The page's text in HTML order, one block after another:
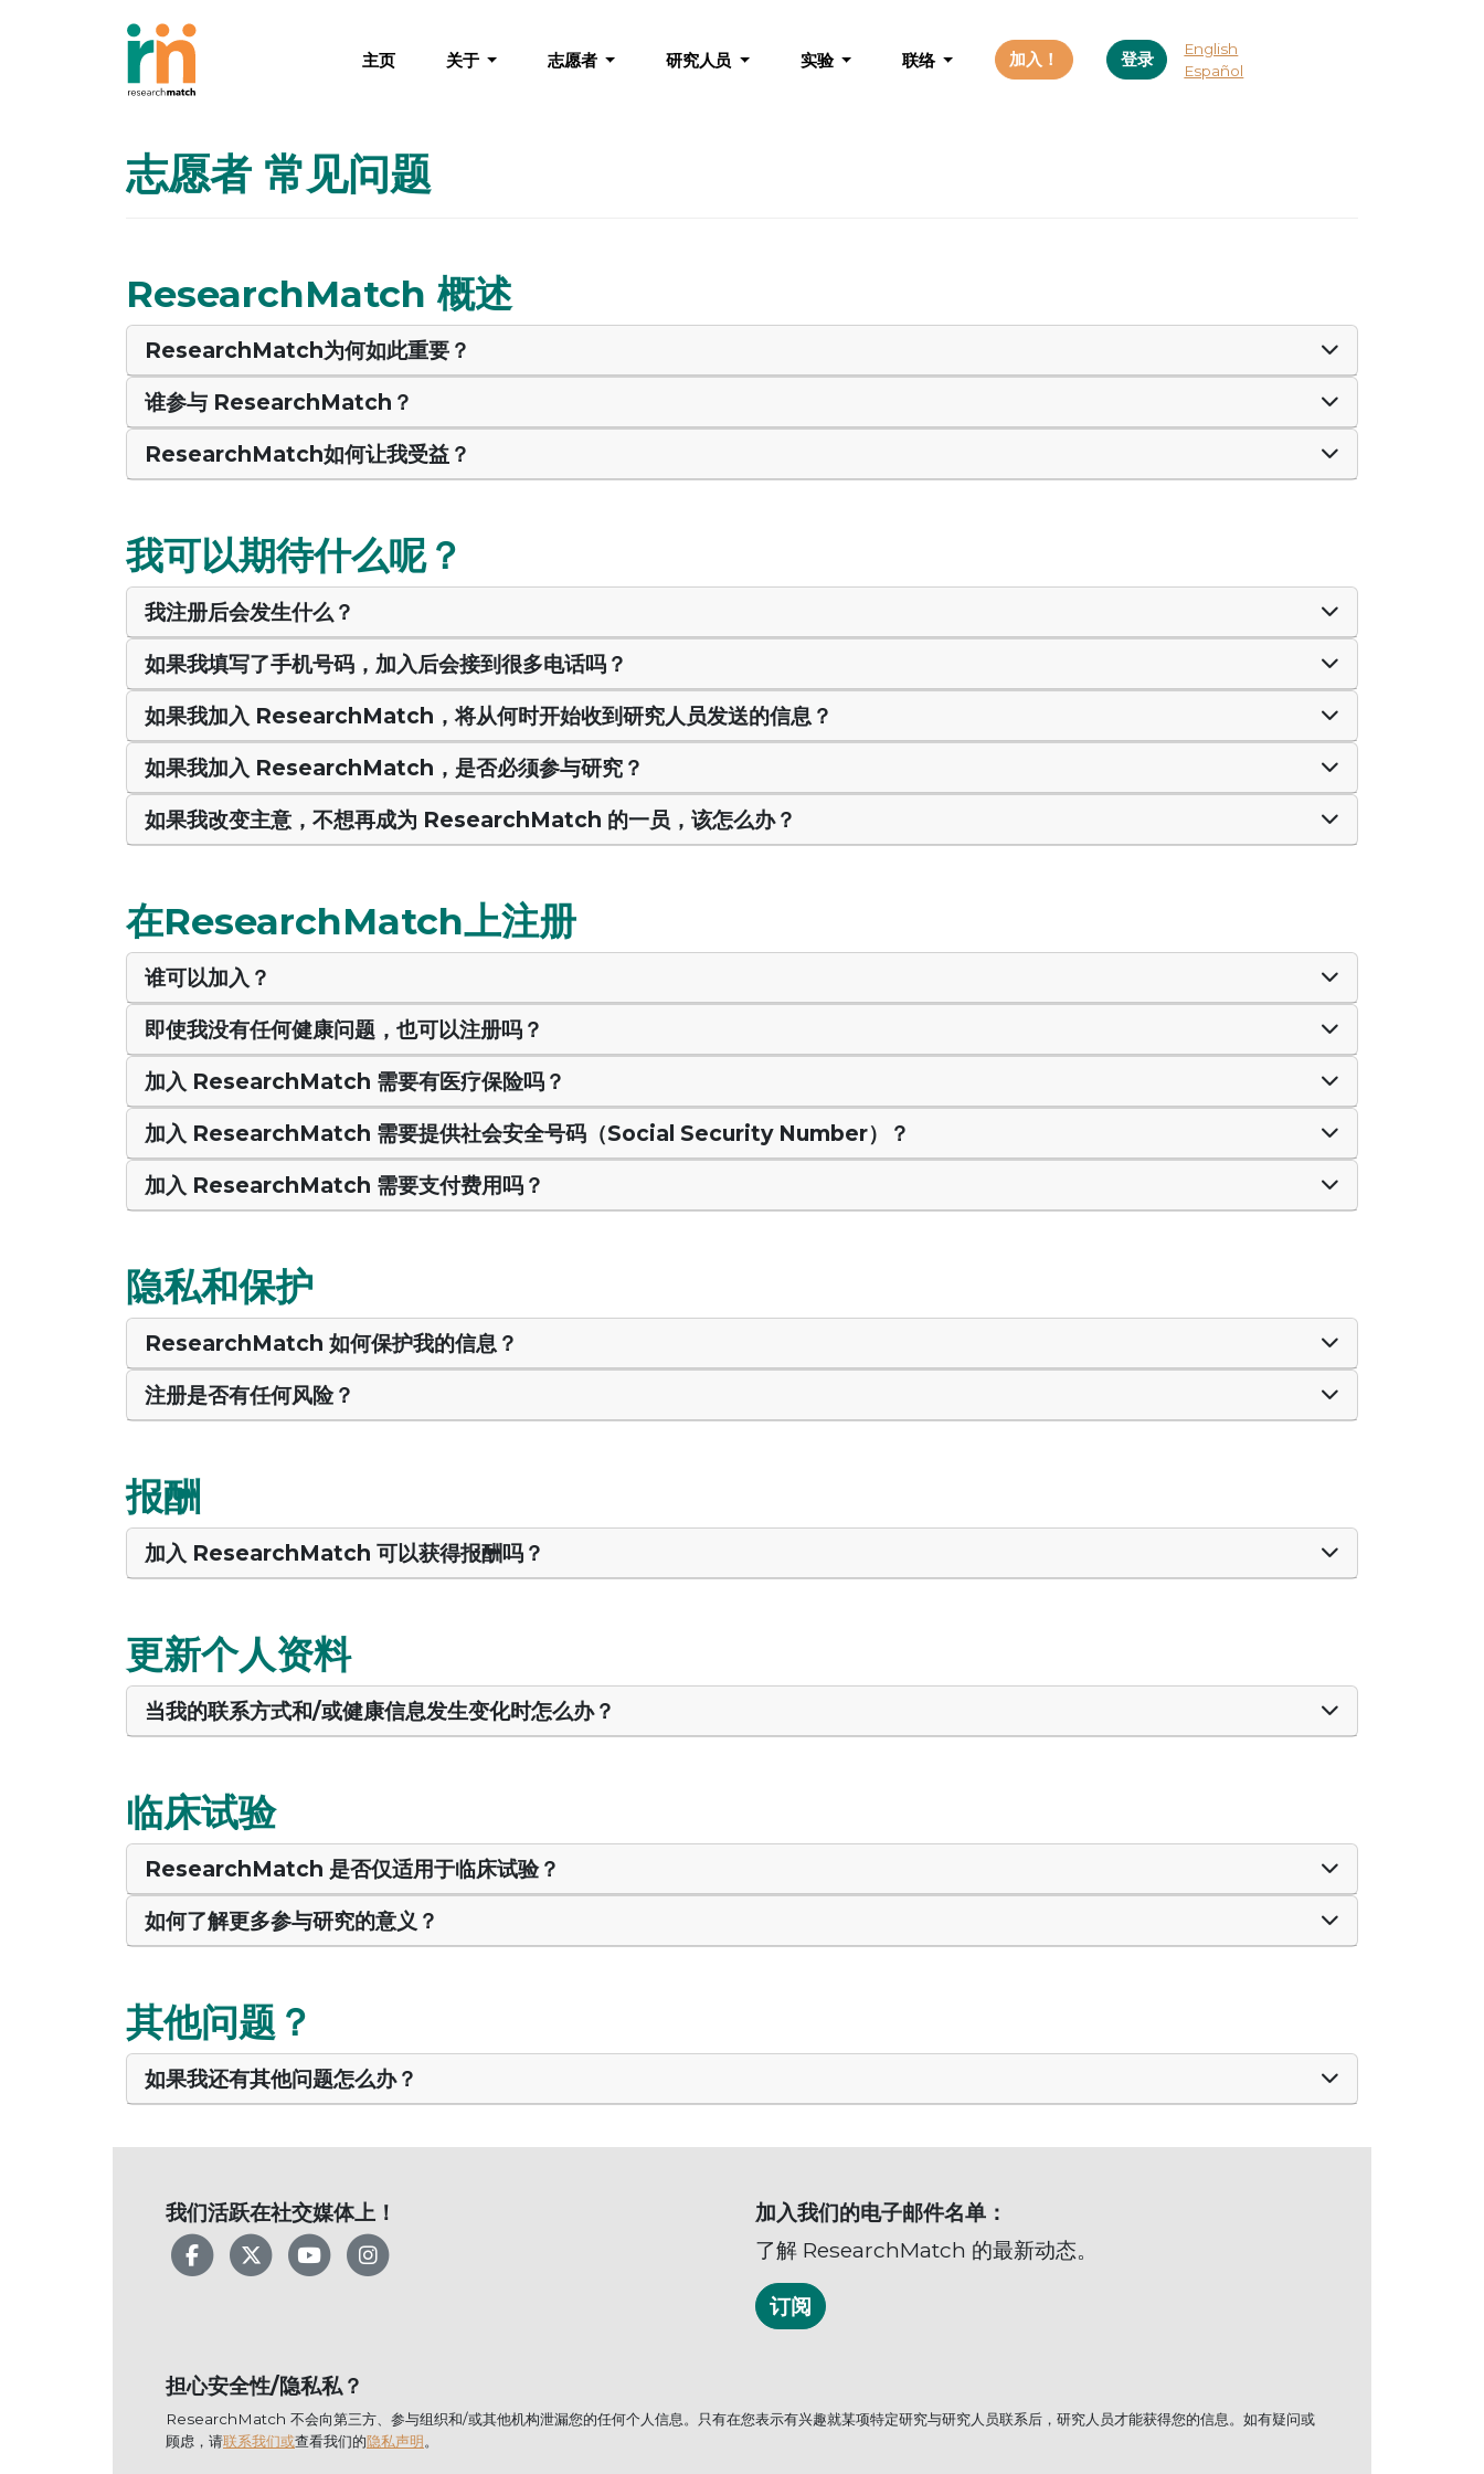
主页 关于 志愿者 研究人员 实验 联络 加入！ 登录
English
Español
志愿者 常见问题
ResearchMatch 概述
ResearchMatch为何如此重要？
谁参与 ResearchMatch？
ResearchMatch如何让我受益？
我可以期待什么呢？
我注册后会发生什么？
如果我填写了手机号码，加入后会接到很多电话吗？
如果我加入 ResearchMatch，将从何时开始收到研究人员发送的信息？
如果我加入 ResearchMatch，是否必须参与研究？
如果我改变主意，不想再成为 ResearchMatch 的一员，该怎么办？
在ResearchMatch上注册
谁可以加入？
即使我没有任何健康问题，也可以注册吗？
加入 ResearchMatch 需要有医疗保险吗？
加入 ResearchMatch 需要提供社会安全号码（Social Security Number）？
加入 ResearchMatch 需要支付费用吗？
隐私和保护
ResearchMatch 如何保护我的信息？
注册是否有任何风险？
报酬
加入 ResearchMatch 可以获得报酬吗？
更新个人资料
当我的联系方式和/或健康信息发生变化时怎么办？
临床试验
ResearchMatch 是否仅适用于临床试验？
如何了解更多参与研究的意义？
其他问题？
如果我还有其他问题怎么办？
我们活跃在社交媒体上！
Facebook
X YouTubeInstagram
加入我们的电子邮件名单：
了解 ResearchMatch 的最新动态。
订阅
担心安全性/隐私私？
ResearchMatch 不会向第三方、参与组织和/或其他机构泄漏您的任何个人信息。只有在您表示有兴趣就某项特定研究与研究人员联系后，研究人员才能获得您的信息。如有疑问或
顾虑，请联系我们或查看我们的隐私声明。